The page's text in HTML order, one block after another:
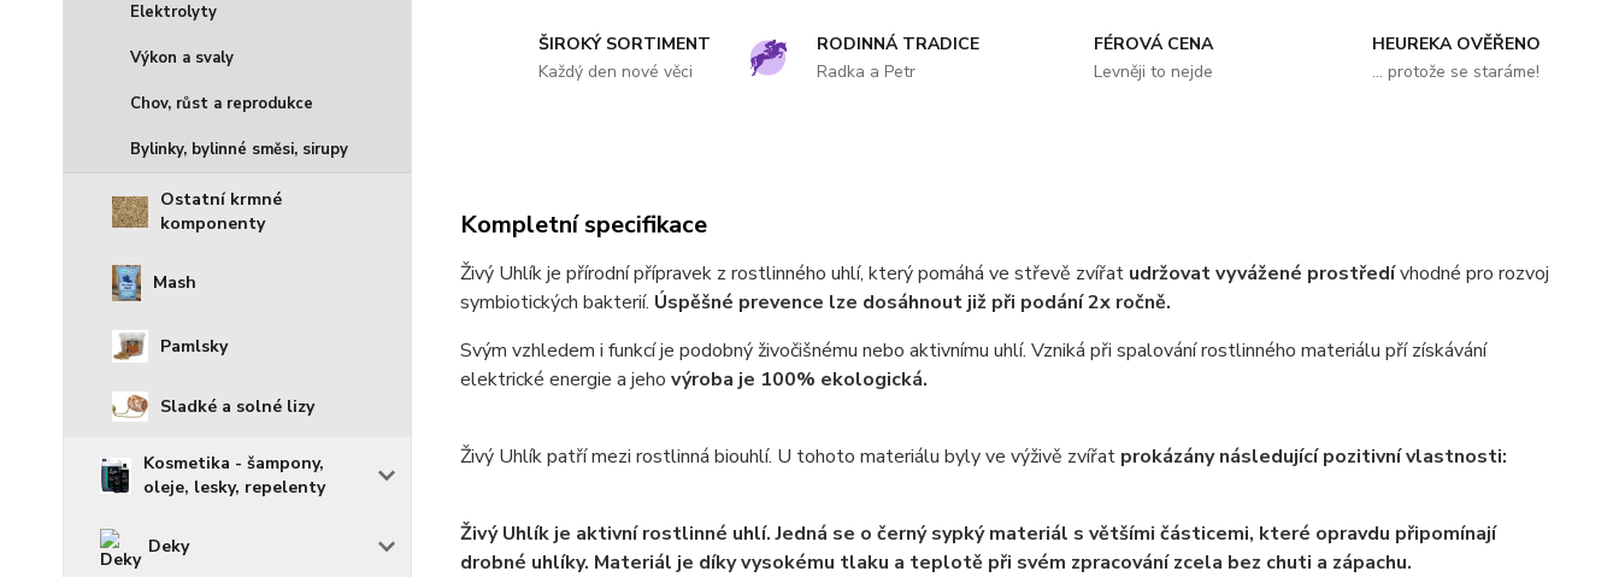
Elektrolyty
Výkon a svaly
Chov, růst a reprodukce
Bylinky, bylinné směsi, sirupy
Ostatní krmné
komponenty
Mash
Pamlsky
Sladké a solné lizy
Kosmetika - šampony,
oleje, lesky, repelenty
Deky
ŠIROKÝ SORTIMENT
Každý den nové věci
RODINNÁ TRADICE
Radka a Petr
FÉROVÁ CENA
Levněji to nejde
HEUREKA OVĚŘENO
... protože se staráme!
Kompletní specifikace
Živý Uhlík je přírodní přípravek z rostlinného uhlí, který pomáhá ve střevě zvířat udržovat vyvážené prostředívhodné pro rozvoj
symbiotických bakterií. Úspěšné prevence lze dosáhnout již při podání 2x ročně.
Svým vzhledem i funkcí je podobný živočišnému nebo aktivnímu uhlí. Vzniká při spalování rostlinného materiálu pří získávání
elektrické energie a jeho výroba je 100% ekologická.
Živý Uhlík patří mezi rostlinná biouhlí. U tohoto materiálu byly ve výživě zvířat prokázány následující pozitivní vlastnosti:
Živý Uhlík je aktivní rostlinné uhlí. Jedná se o černý sypký materiál s většími částicemi, které opravdu připomínají
drobné uhlíky. Materiál je díky vysokému tlaku a teplotě při svém zpracování zcela bez chuti a zápachu.